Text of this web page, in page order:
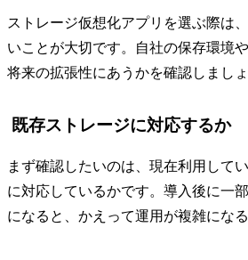
ストレージ仮想化アプリを選ぶ際は
いことが大切です。自社の保存環境
将来の拡張性にあうかを確認しましょ
既存ストレージに対応するか
まず確認したいのは、現在利用して
に対応しているかです。導入後に一
になると、かえって運用が複雑にな